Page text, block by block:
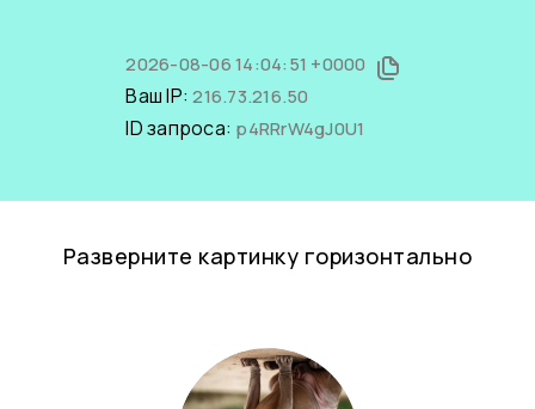
2026-08-06 14:04:51 +0000
Ваш IP:216.73.216.50
ID запроса: p4RRrW4gJ0U1
Разверните картинку горизонтально